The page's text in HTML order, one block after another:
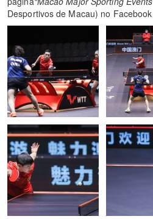
Desportivos de Macau) no